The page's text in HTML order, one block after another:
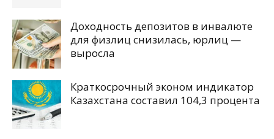
Доходность депозитов в инвалюте
для физлиц снизилась, юрлиц —
выросла
Краткосрочный эконом индикатор
Казахстана составил 104,3 процента